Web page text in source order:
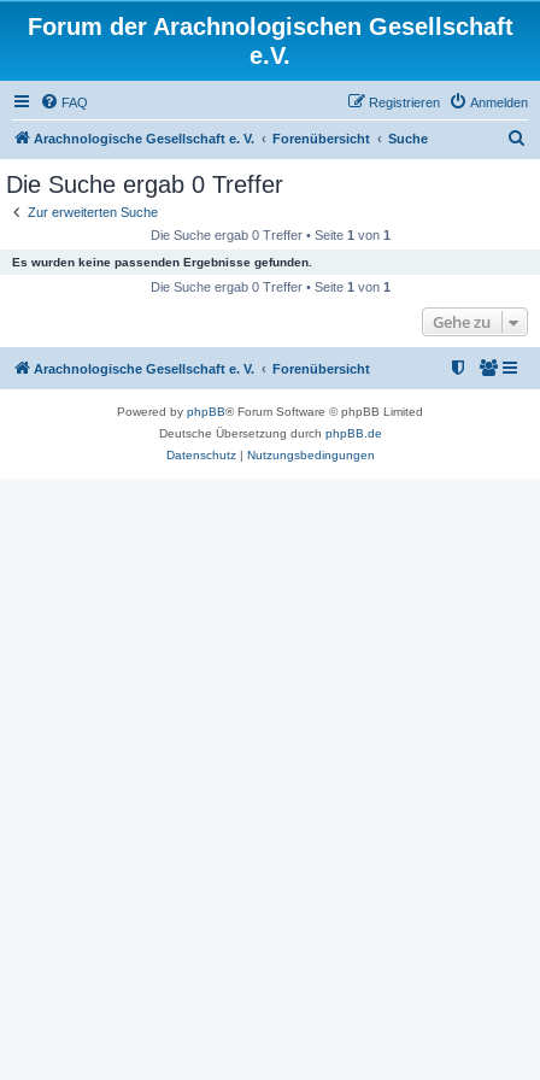
Forum der Arachnologischen Gesellschaft
e.V.
FAQ Anmelden
Registrieren
Arachnologische Gesellschaft e. V. Forenübersicht Suche
Die Suche ergab 0 Treffer
Zur erweiterten Suche
Die Suche ergab 0 Treffer • Seite 1 von 1
Es wurden keine passenden Ergebnisse gefunden.
Die Suche ergab 0 Treffer • Seite 1 von 1
Gehe zu
Arachnologische Gesellschaft e. V. Forenübersicht
Powered by phpBB® Forum Software © phpBB Limited
Deutsche Übersetzung durch phpBB.de
Datenschutz| Nutzungsbedingungen